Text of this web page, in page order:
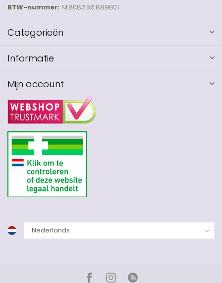
BTW-nummer: NL8082.56.889B01
Categorieën
Informatie
Mijn account